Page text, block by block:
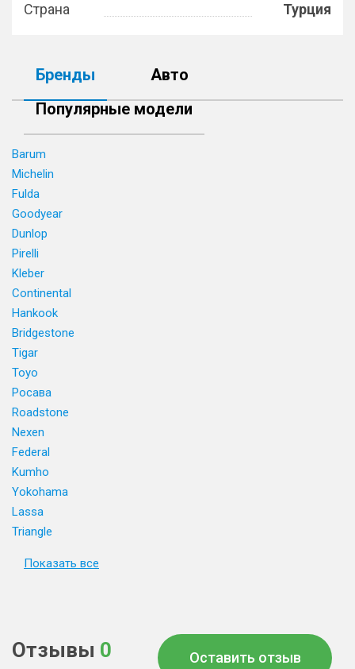
Страна
Турция
Бренды
Авто
Популярные модели
Barum
Michelin
Fulda
Goodyear
Dunlop
Pirelli
Kleber
Continental
Hankook
Bridgestone
Tigar
Toyo
Росава
Roadstone
Nexen
Federal
Kumho
Yokohama
Lassa
Triangle
Показать все
Отзывы 0 Оставить отзыв